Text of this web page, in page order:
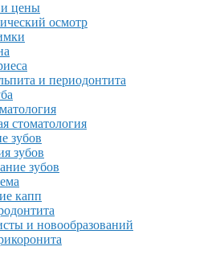
и цены
осмотр
и периодонтита
стоматология
зубов
зубов
зубов
капп
и новообразований